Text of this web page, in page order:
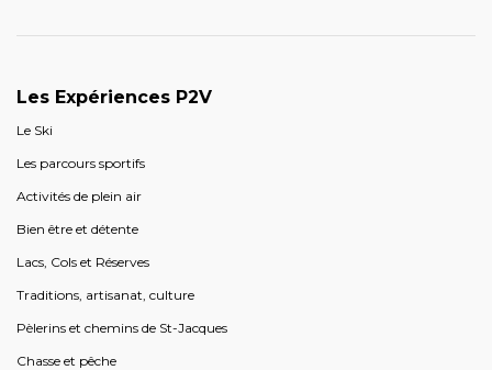
Les Expériences P2V
Le Ski
Les parcours sportifs
Activités de plein air
Bien être et détente
Lacs, Cols et Réserves
Traditions, artisanat, culture
Pèlerins et chemins de St-Jacques
Chasse et pêche